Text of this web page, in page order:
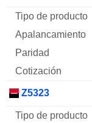
Z5323